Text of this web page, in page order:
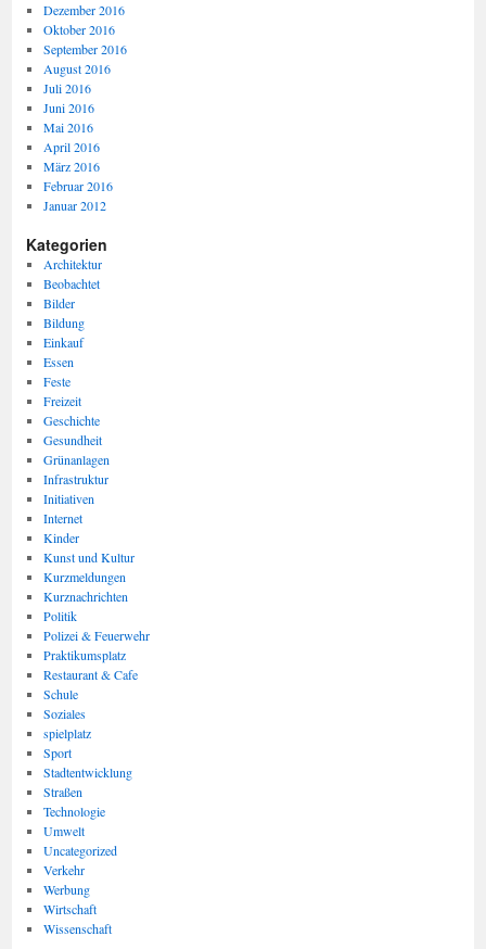
Dezember 2016
Oktober 2016
September 2016
August 2016
Juli 2016
Juni 2016
Mai 2016
April 2016
März 2016
Februar 2016
Januar 2012
Kategorien
Architektur
Beobachtet
Bilder
Bildung
Einkauf
Essen
Feste
Freizeit
Geschichte
Gesundheit
Grünanlagen
Infrastruktur
Initiativen
Internet
Kinder
Kunst und Kultur
Kurzmeldungen
Kurznachrichten
Politik
Polizei & Feuerwehr
Praktikumsplatz
Restaurant & Cafe
Schule
Soziales
spielplatz
Sport
Stadtentwicklung
Straßen
Technologie
Umwelt
Uncategorized
Verkehr
Werbung
Wirtschaft
Wissenschaft